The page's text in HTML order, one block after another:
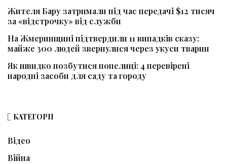
Жителя Бару затримали під час передачі $12 тисяч
за «відстрочку» від служби
На Жмеринщині підтвердили 11 випадків сказу:
майже 300 людей звернулися через укуси тварин
Як швидко позбутися попелиці: 4 перевірені
народні засоби для саду та городу
КАТЕГОРІЇ
Відео
Війна